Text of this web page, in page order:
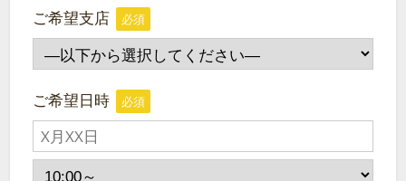
ご希望支店 必須
ご希望日時 必須